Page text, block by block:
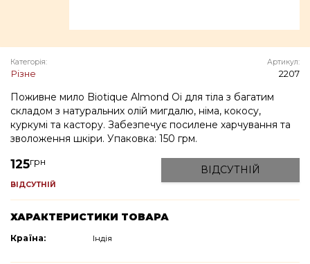
Категорія:
Різне
Артикул:
2207
Поживне мило Biotique Almond Oi для тіла з багатим
складом з натуральних олій мигдалю, німа, кокосу,
куркумі та кастору. Забезпечує посилене харчування та
зволоження шкіри. Упаковка: 150 грм.
125грн
ВІДСУТНІЙ
ВІДСУТНІЙ
ХАРАКТЕРИСТИКИ ТОВАРА
Країна: Індія